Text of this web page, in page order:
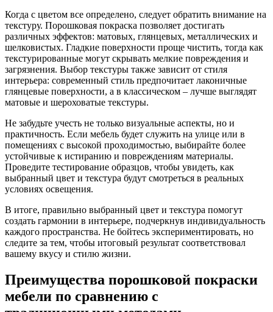
Когда с цветом все определено, следует обратить внимание на
текстуру. Порошковая покраска позволяет достигать
различных эффектов: матовых, глянцевых, металлических и
шелковистых. Гладкие поверхности проще чистить, тогда как
текстурированные могут скрывать мелкие повреждения и
загрязнения. Выбор текстуры также зависит от стиля
интерьера: современный стиль предпочитает лаконичные
глянцевые поверхности, а в классическом – лучше выглядят
матовые и шероховатые текстуры.
Не забудьте учесть не только визуальные аспекты, но и
практичность. Если мебель будет служить на улице или в
помещениях с высокой проходимостью, выбирайте более
устойчивые к истиранию и повреждениям материалы.
Проведите тестирование образцов, чтобы увидеть, как
выбранный цвет и текстура будут смотреться в реальных
условиях освещения.
В итоге, правильно выбранный цвет и текстура помогут
создать гармонии в интерьере, подчеркнув индивидуальность
каждого пространства. Не бойтесь экспериментировать, но
следите за тем, чтобы итоговый результат соответствовал
вашему вкусу и стилю жизни.
Преимущества порошковой покраски
мебели по сравнению с